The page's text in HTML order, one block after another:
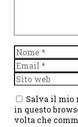
Nome
Email
Sito
web
Salva il mio
in questo
volta che